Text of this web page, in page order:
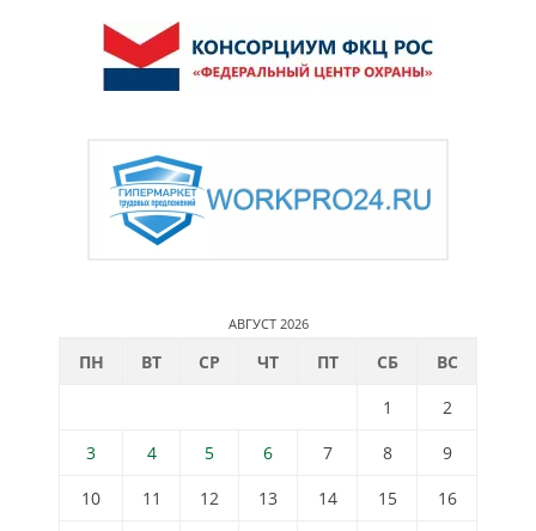
АВГУСТ 2026
ПН ВТ СР ЧТ ПТ СБ
ВС
1
2
3
4 5 6 7 8
9
10
11 12 13 14 15
16